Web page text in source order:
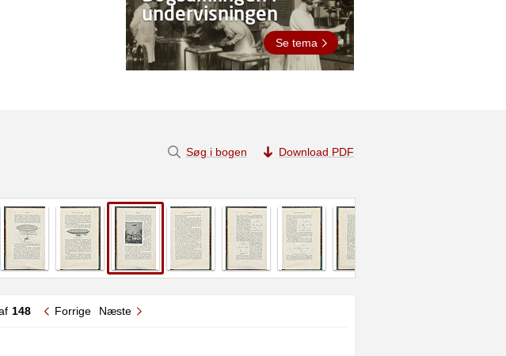
undervisningen
Se tema
148 Forrige Næste
Søg i bogen Download PDF